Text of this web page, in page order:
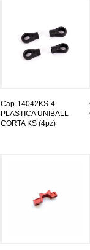
Cap-14042KS-4
PLASTICA UNIBALL
CORTA KS (4pz)